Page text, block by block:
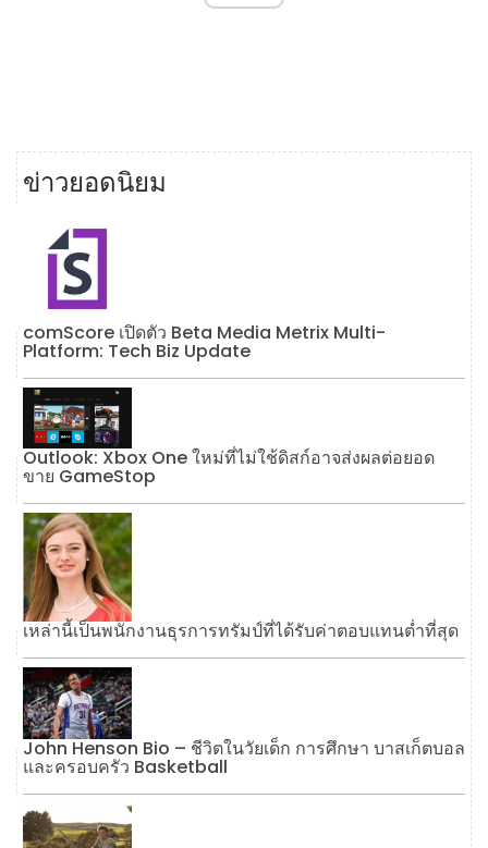
ข่าวยอดนิยม
comScore เปิดตัว Beta Media Metrix Multi-
Platform: Tech Biz Update
Outlook: Xbox One ใหม่ที่ไม่ใช้ดิสก์อาจส่งผลต่อยอด
ขาย GameStop
เหล่านี้เป็นพนักงานธุรการทรัมป์ที่ได้รับค่าตอบแทนต่ำที่สุด
John Henson Bio – ชีวิตในวัยเด็ก การศึกษา บาสเก็ตบอล
และครอบครัว Basketball